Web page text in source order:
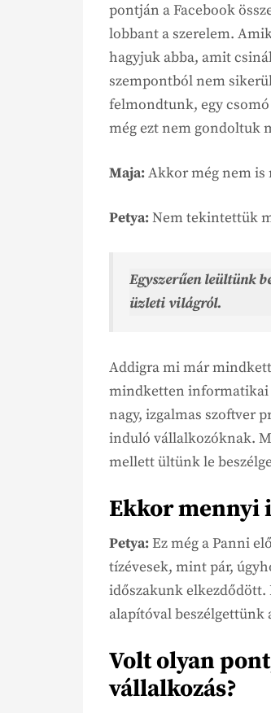
pontján a Facebook
lobbant a szerelem.
hagyjuk abba, amit
szempontból nem
felmondtunk, egy csomó
még ezt nem gondoltuk
Maja:Akkor még nem is
Petya:Nem tekintettük
Egyszerűen leültünk
üzleti világról.
Addigra mi már
mindketten
nagy, izgalmas szoftver
induló vállalkozóknak.
mellett ültünk le
Ekkor mennyi
Petya:Ez még a Panni
tízévesek, mint pár,
időszakunk elkezdődött.
alapítóval beszélgettünk
Volt olyan
vállalkozás?